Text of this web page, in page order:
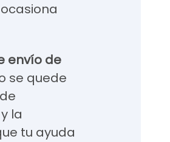
envío de
se quede
la
tu ayuda